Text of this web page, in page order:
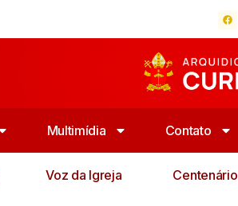
Multimídia Contato
Voz da Igreja Centenário